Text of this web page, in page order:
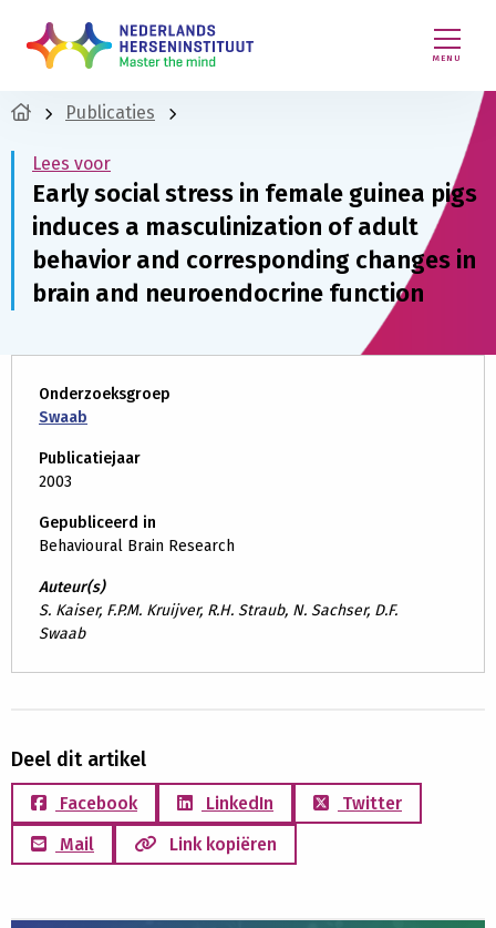
MENU
Publicaties
Lees voor
Early social stress in female guinea pigs
induces a masculinization of adult
behavior and corresponding changes in
brain and neuroendocrine function
Onderzoeksgroep
Swaab
Publicatiejaar
2003
Gepubliceerd in
Behavioural Brain Research
Auteur(s)
S. Kaiser, F.P.M. Kruijver, R.H. Straub, N. Sachser, D.F.
Swaab
Deel dit artikel
Facebook LinkedIn
Twitter
Mail
Link kopiëren